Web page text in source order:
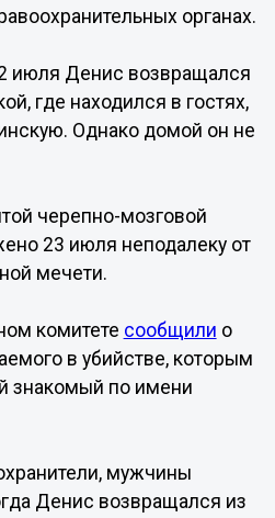
органах.
июля Денис возвращался
где находился в гостях,
Однако домой он не
черепно-мозговой
23 июля неподалеку от
мечети.
комитете сообщили о
в убийстве, которым
знакомый по имени
мужчины
Денис возвращался из